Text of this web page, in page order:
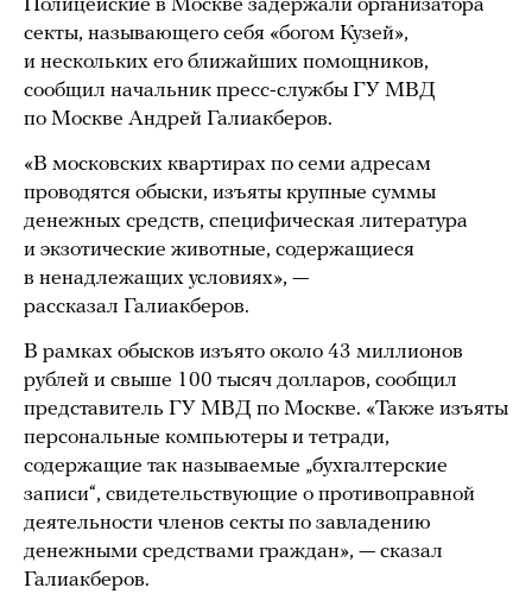
Полицейские в Москве задержали организатора
секты, называющего себя «богом Кузей»,
и нескольких его ближайших помощников,
сообщил начальник пресс-службы ГУ МВД
по Москве Андрей Галиакберов.
«В московских квартирах по семи адресам
проводятся обыски, изъяты крупные суммы
денежных средств, специфическая литература
и экзотические животные, содержащиеся
в ненадлежащих условиях», —
рассказал Галиакберов.
В рамках обысков изъято около 43 миллионов
рублей и свыше 100 тысяч долларов, сообщил
представитель ГУ МВД по Москве. «Также изъяты
персональные компьютеры и тетради,
содержащие так называемые „бухгалтерские
записи“, свидетельствующие о противоправной
деятельности членов секты по завладению
денежными средствами граждан», — сказал
Галиакберов.